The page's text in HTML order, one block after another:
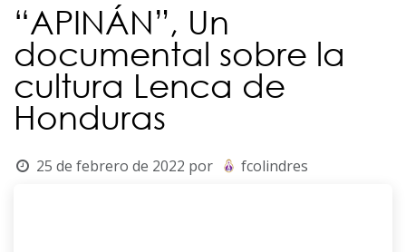
“APINÁN”, Un
documental sobre la
cultura Lenca de
Honduras
25 de febrero de 2022 por fcolindres